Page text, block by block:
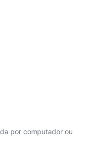
por computador ou